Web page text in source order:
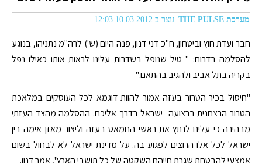
מערכת THE PULSE נוצר ב 10.03.2012 12:03
חבר ועדת חוץ וביטחון, ח"כ דני דנון, פנה היום (ש') לרה"מ נתניהו, בנוגע
להסלמה בדרום: " טיל שנופל בשדרות עלינו לראות אותו כאילו נפל
בקריה בתל אביב ולהגיב בהתאם."
"חיסול בכיר הטרור בעזה אמור להוות דוגמא לכל העוסקים במלאכת
הטרור הרצחנית ברצועה- ישראל בדרך אליכם. ההסלמה מהצד העזתי
מבהירה כי עלינו לנתץ את ראשי החמאס בעזה וליצור מאזן אימה בין
ישראל לכל אלו הרוצים לפגוע בה. על מדינת ישראל לא לבחול בשום
אמצעי להבטחת שגרת חייהם השקטה של כל תושבי הארץ", אמר דנון.